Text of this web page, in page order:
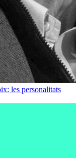
les personalitats